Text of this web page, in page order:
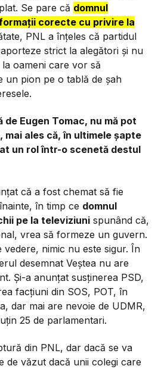
Se pare că domnul
corecte cu privire la
PNL a înțeles că partidul
strict la alegători și nu
oameni care vor să
un pion pe o tablă de șah
Eugen Tomac, nu mă pot
mai ales că, în ultimele șapte
un rol într-o scenetă destul
că a fost chemat să fie
în timp ce domnul
pe la televiziuni spunând că,
vrea să formeze un guvern.
vedere, nimic nu este sigur. În
desemnat Veștea nu are
Și-a anunțat susținerea PSD,
facțiuni din SOS, POT, în
dar mai are nevoie de UDMR,
25 de parlamentari.
din PNL, dar dacă se va
de văzut dacă unii colegi care